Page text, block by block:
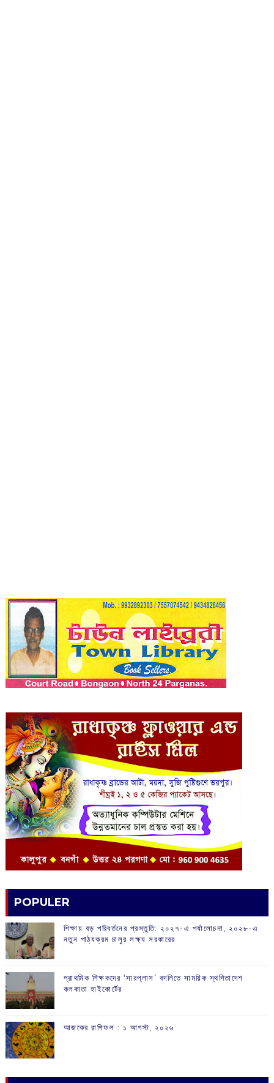
POPULER
শিক্ষায় বড় পরিবর্তনের প্রস্তুতি: ২০২৭-এ পর্যালোচনা, ২০২৮-এ
নতুন পাঠ্যক্রম চালুর লক্ষ্য সরকারের
প্রাথমিক শিক্ষকদের ‘সারপ্লাস’ বদলিতে সাময়িক স্থগিতাদেশ
কলকাতা হাইকোর্টের
আজকের রাশিফল :‌ ‌‌১ আগস্ট, ২০২৬